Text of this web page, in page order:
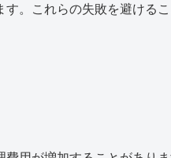
。これらの失敗を避ける